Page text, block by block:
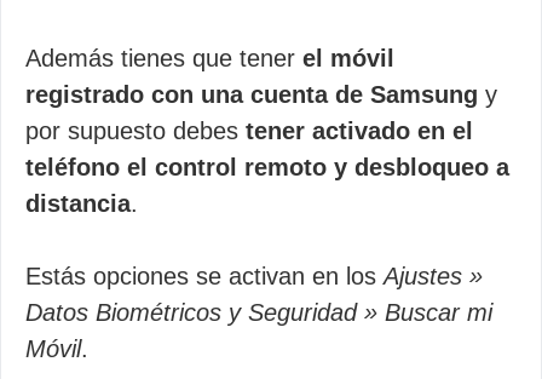
Además tienes que tener el móvil
registrado con una cuenta de Samsung y
por supuesto debes tener activado en el
teléfono el control remoto y desbloqueo a
distancia.
Estás opciones se activan en losAjustes »
Datos Biométricos y Seguridad » Buscar mi
Móvil.